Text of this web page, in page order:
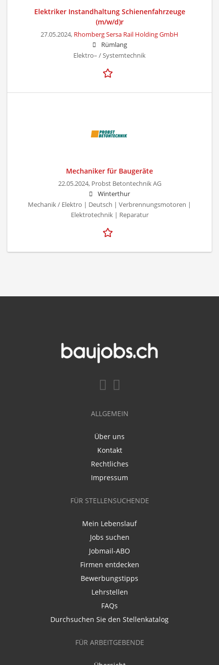
Elektriker Instandhaltung Schienenfahrzeuge
(m/w/d)r
27.05.2024, Rhomberg Sersa Rail Holding GmbH
Rümlang
Elektro– / Systemtechnik
Mechaniker für Baugeräte
22.05.2024, Probst Betontechnik AG
Winterthur
Mechanik / Elektro | Deutsch | Verbrennungsmotoren |
Elektrotechnik | Reparatur
ALLGEMEIN
Über uns
Kontakt
Rechtliches
Impressum
FÜR STELLENSUCHENDE
Mein Lebenslauf
Jobs suchen
Jobmail-ABO
Firmen entdecken
Bewerbungstipps
Lehrstellen
FAQs
Durchsuchen Sie den Stellenkatalog
FÜR ARBEITGEBENDE